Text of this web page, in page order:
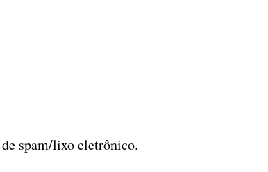
spam/lixo eletrônico.